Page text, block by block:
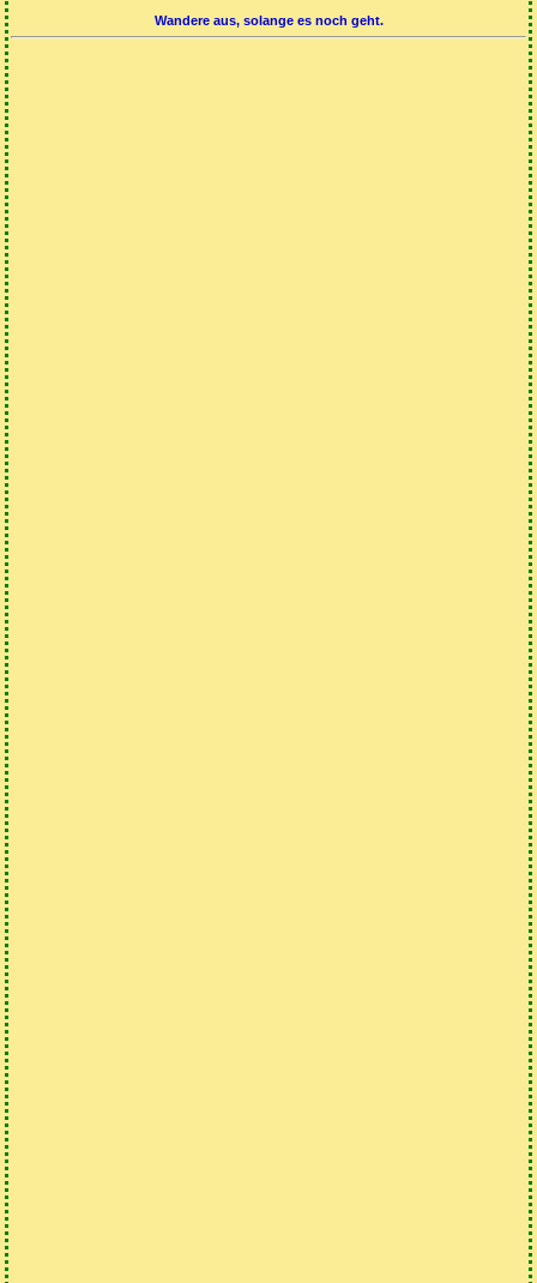
Wandere aus, solange es noch geht.